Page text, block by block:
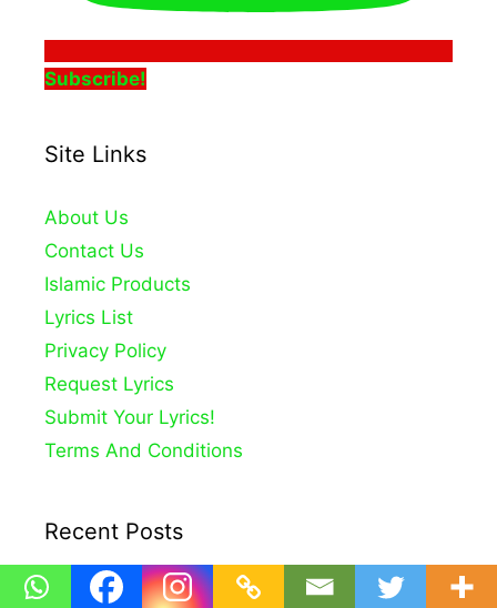
Subscribe!
Site Links
About Us
Contact Us
Islamic Products
Lyrics List
Privacy Policy
Request Lyrics
Submit Your Lyrics!
Terms And Conditions
Recent Posts
Noor Wale Aaqa Ka Milad Aaya Lyrics – Hafiz